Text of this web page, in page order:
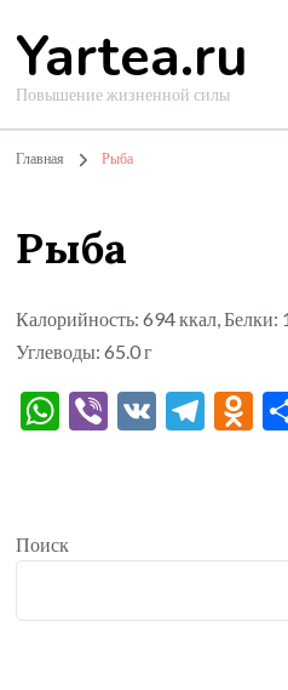
Yartea.ru
Повышение жизненной силы
Главная Рыба
Рыба
Калорийность: 694 ккал,
Углеводы: 65.0 г
WhatsApp
Viber
VK
Поиск